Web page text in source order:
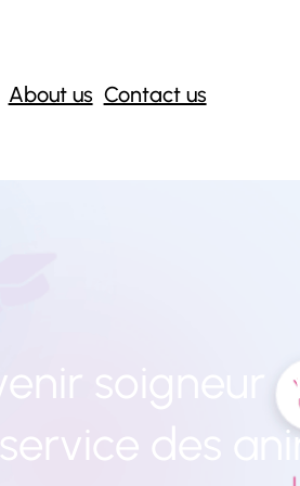
About us Contact us
soigneur
service des